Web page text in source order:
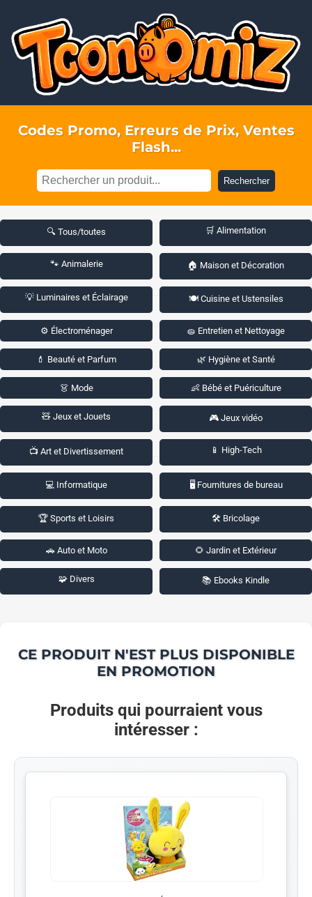
Codes Promo, Erreurs de Prix, Ventes
Flash...
Rechercher
🔍 Tous/toutes 🛒 Alimentation
🐾 Animalerie 🏠 Maison et Décoration
💡 Luminaires et Éclairage 🍽️ Cuisine et Ustensiles
⚙️ Électroménager 🧽 Entretien et Nettoyage
💄 Beauté et Parfum 🌿 Hygiène et Santé
👗 Mode 👶 Bébé et Puériculture
🧸 Jeux et Jouets 🎮 Jeux vidéo
📺 Art et Divertissement 📱 High-Tech
💻 Informatique 🖥️ Fournitures de bureau
🏆 Sports et Loisirs 🛠️ Bricolage
🚗 Auto et Moto 🌻 Jardin et Extérieur
🧩 Divers 📚 Ebooks Kindle
CE PRODUIT N'EST PLUS DISPONIBLE
EN PROMOTION
Produits qui pourraient vous
intéresser :